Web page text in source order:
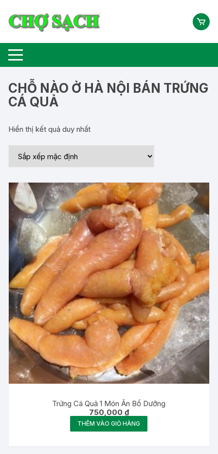
CHỖ NÀO Ở HÀ NỘI BÁN TRỨNG
CÁ QUẢ
Hiển thị kết quả duy nhất
Trứng Cá Quả 1 Món Ăn Bổ Dưỡng
750,000 ₫
THÊM VÀO GIỎ HÀNG